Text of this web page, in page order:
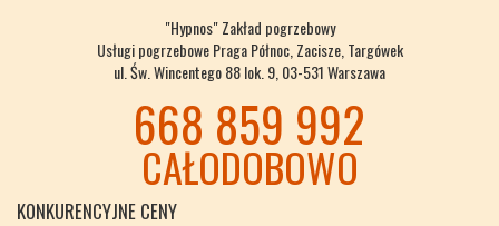
"Hypnos" Zakład pogrzebowy
Usługi pogrzebowe Praga Północ, Zacisze, Targówek
ul. Św. Wincentego 88 lok. 9, 03-531 Warszawa
668 859 992
CAŁODOBOWO
KONKURENCYJNE CENY